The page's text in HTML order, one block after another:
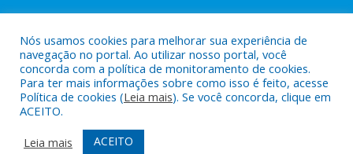
Todos os direitos reservados a Câmara Municipal de Maracanã.
Mapa do Site
Acessar Área Administrativa
Nós usamos cookies para melhorar sua experiência de
navegação no portal. Ao utilizar nosso portal, você
concorda com a política de monitoramento de cookies.
Para ter mais informações sobre como isso é feito, acesse
Política de cookies (Leia mais). Se você concorda, clique em
ACEITO.
Leia mais
ACEITO